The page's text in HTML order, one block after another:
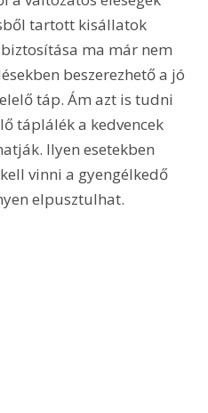
tartott kisállatok
ma már nem
beszerezhető a jó
táp. Ám azt is tudni
táplálék a kedvencek
Ilyen esetekben
vinni a gyengélkedő
elpusztulhat.